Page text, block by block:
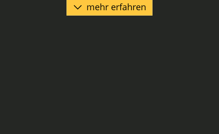
mehr erfahren